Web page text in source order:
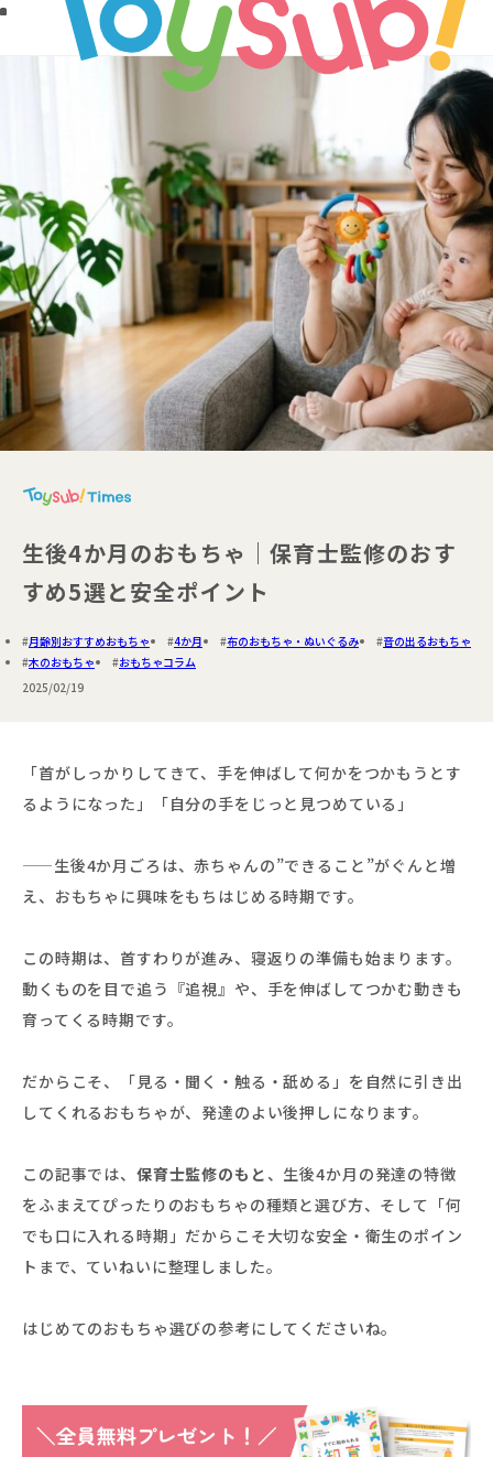
生後4か月のおもちゃ｜保育士監修のおす
すめ5選と安全ポイント
月齢別おすすめおもちゃ 4か月 布のおもちゃ・ぬいぐるみ
音の出るおもちゃ
木のおもちゃ
おもちゃコラム
2025/02/19
「首がしっかりしてきて、手を伸ばして何かをつかもうとす
るようになった」「自分の手をじっと見つめている」
——生後4か月ごろは、赤ちゃんの”できること”がぐんと増
え、おもちゃに興味をもちはじめる時期です。
この時期は、首すわりが進み、寝返りの準備も始まります。
動くものを目で追う『追視』や、手を伸ばしてつかむ動きも
育ってくる時期です。
だからこそ、「見る・聞く・触る・舐める」を自然に引き出
してくれるおもちゃが、発達のよい後押しになります。
この記事では、 保育士監修のもと 、生後4か月の発達の特徴
をふまえてぴったりのおもちゃの種類と選び方、そして「何
でも口に入れる時期」だからこそ大切な安全・衛生のポイン
トまで、ていねいに整理しました。
はじめてのおもちゃ選びの参考にしてくださいね。